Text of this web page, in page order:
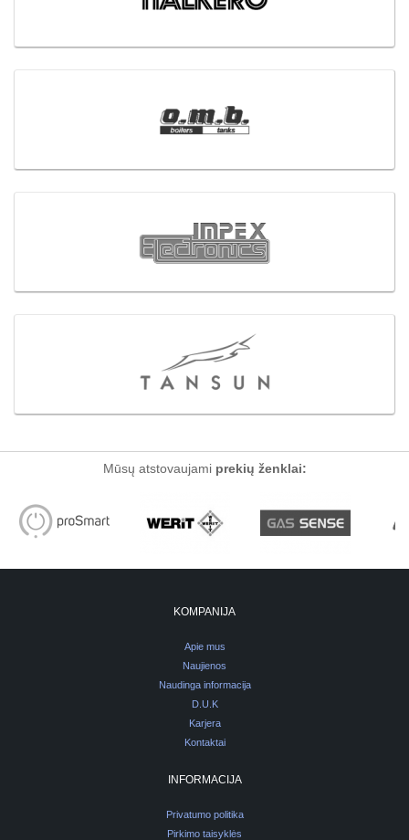
Mūsų atstovaujami prekių ženklai:
KOMPANIJA
Apie mus
Naujienos
Naudinga informacija
D.U.K
Karjera
Kontaktai
INFORMACIJA
Privatumo politika
Pirkimo taisyklės